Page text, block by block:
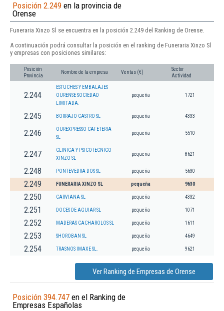
Posición 2.249 en la provincia de
Orense
Funeraria Xinzo Sl se encuentra en la posición 2.249 del Ranking de Orense.
A continuación podrá consultar la posición en el ranking de Funeraria Xinzo Sl
y empresas con posiciones similares:
Posición
Provincia
Nombre de la empresa Ventas (€)
Sector
Actividad
2.244
ESTUCHES Y EMBALAJES
OURENSE SOCIEDAD
LIMITADA.
pequeña 1721
2.245 BORRAJO CASTRO SL pequeña 4333
2.246
OUREXPRESSO CAFETERIA
SL
pequeña 5510
2.247
CLINICA Y PSICOTECNICO
XINZO SL
pequeña 8621
2.248 PONTEVEDRA DOS SL pequeña 5630
2.249 FUNERARIA XINZO SL pequeña 9630
2.250 CARVIANA SL pequeña 4332
2.251 DOCES DE AGUIAR SL pequeña 1071
2.252 MADERAS CACHAROLOS SL pequeña 1611
2.253 SHOROBAN SL pequeña 4649
2.254 TRASNOS IMAXE SL. pequeña 9621
Ver Ranking de Empresas de Orense
Posición 394.747 en el Ranking de
Empresas Españolas